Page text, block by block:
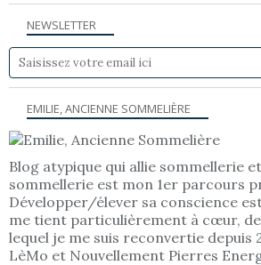
NEWSLETTER
EMILIE, ANCIENNE SOMMELIÈRE
Blog atypique qui allie sommellerie
sommellerie est mon 1er parcours
Développer/élever sa conscience
me tient particulièrement à cœur,
lequel je me suis reconvertie depuis
LèMo et Nouvellement Pierres